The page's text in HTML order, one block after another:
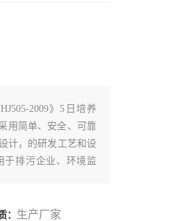
2009》5日培养
用简单、安全、可靠
计，的研发工艺和设
于排污企业、环境监
： 生产厂家